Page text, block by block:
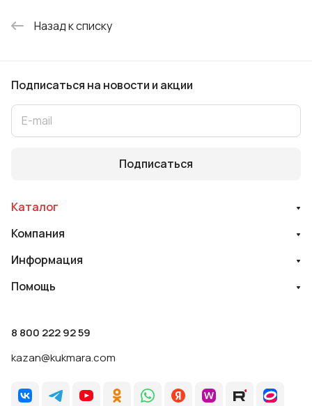
Назад к списку
Подписаться на новости и акции
Подписаться
Каталог
Компания
Информация
Помощь
8 800 222 92 59
kazan@kukmara.com